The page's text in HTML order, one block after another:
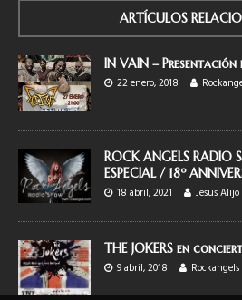
ARTÍCULOS
IN VAIN –
22 enero, 2018
ROCK ANGELS RADIO
ESPECIAL / 18º
18 abril, 2021
Jesus Alijo
THE JOKERS en
9 abril, 2018
Rockangels